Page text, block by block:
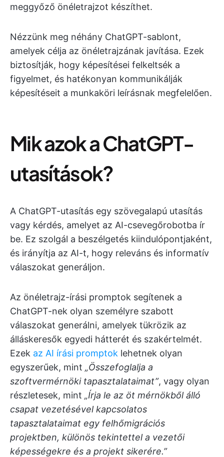
meggyőző önéletrajzot készíthet.
Nézzünk meg néhány ChatGPT-sablont,
amelyek célja az önéletrajzának javítása. Ezek
biztosítják, hogy képesítései felkeltsék a
figyelmet, és hatékonyan kommunikálják
képesítéseit a munkaköri leírásnak megfelelően.
Mik azok a ChatGPT-
utasítások?
A ChatGPT-utasítás egy szövegalapú utasítás
vagy kérdés, amelyet az AI-csevegőrobotba ír
be. Ez szolgál a beszélgetés kiindulópontjaként,
és irányítja az AI-t, hogy releváns és informatív
válaszokat generáljon.
Az önéletrajz-írási promptok segítenek a
ChatGPT-nek olyan személyre szabott
válaszokat generálni, amelyek tükrözik az
álláskeresők egyedi hátterét és szakértelmét.
Ezek az AI írási promptok lehetnek olyan
egyszerűek, mint „Összefoglalja a
szoftvermérnöki tapasztalataimat”, vagy olyan
részletesek, mint „Írja le az öt mérnökből álló
csapat vezetésével kapcsolatos
tapasztalataimat egy felhőmigrációs
projektben, különös tekintettel a vezetői
képességekre és a projekt sikerére.”